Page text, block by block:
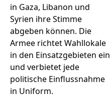
in Gaza, Libanon und
Syrien ihre Stimme
abgeben können. Die
Armee richtet Wahllokale
in den Einsatzgebieten ein
und verbietet jede
politische Einflussnahme
in Uniform.